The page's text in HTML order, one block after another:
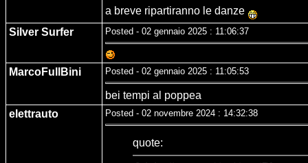
a breve ripartiranno le danze
Silver Surfer
Posted - 02 gennaio 2025 : 11:06:37
MarcoFullBini Posted - 02 gennaio 2025 : 11:05:53
bei tempi al poppea
elettrauto
Posted - 02 novembre 2024 : 14:32:38
quote: